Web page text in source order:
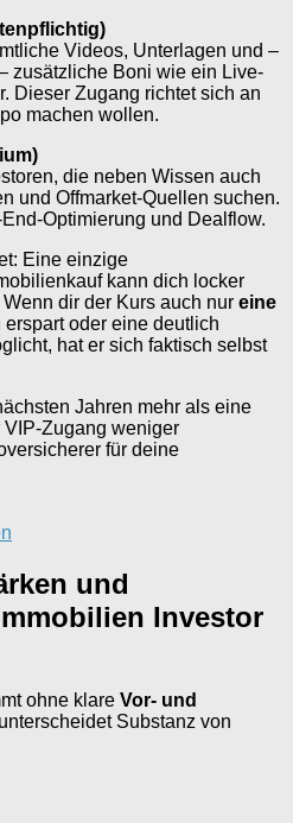
Videos, Unterlagen und –
zusätzliche Boni wie ein Live-
Dieser Zugang richtet sich an
machen wollen.
die neben Wissen auch
und Offmarket-Quellen suchen.
Optimierung und Dealflow.
Eine einzige
kann dich locker
dir der Kurs auch nur eine
oder eine deutlich
hat er sich faktisch selbst
Jahren mehr als eine
VIP-Zugang weniger
für deine
und
Investor
ohne klare Vor- und
Substanz von